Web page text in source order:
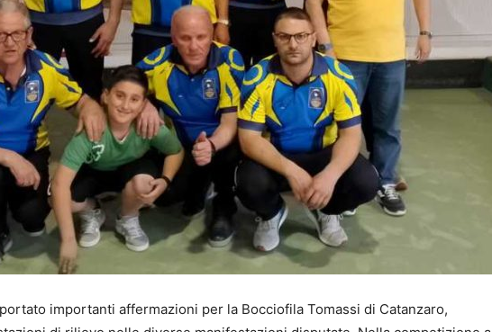
importanti affermazioni per la Bocciofila Tomassi di Catanzaro,